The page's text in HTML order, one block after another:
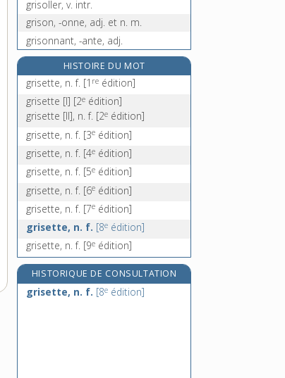
grisoller, v. intr.
grison, -onne, adj. et n. m.
grisonnant, -ante, adj.
grisonnement, n. m.
grisonner, v. intr.
grisoumètre, n. m.
grive, n. f.
HISTOIRE DU MOT
grisette, n. f. [1 re édition]
grisette [I] [2e édition]
grisette [II], n. f. [2e édition]
grisette, n. f. [3e édition]
grisette, n. f. [4e édition]
grisette, n. f. [5e édition]
grisette, n. f. [6e édition]
grisette, n. f. [7e édition]
grisette, n. f. [8e édition]
grisette, n. f. [9e édition]
HISTORIQUE DE CONSULTATION
grisette, n. f. [8e édition]